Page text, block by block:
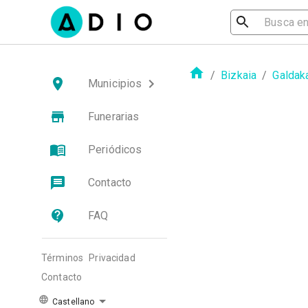
Municipios
Funerarias
Periódicos
Contacto
FAQ
Términos
Privacidad
Contacto
Castellano
/ Bizkaia /